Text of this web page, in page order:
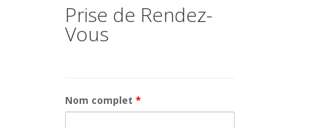
Prise de Rendez-
Vous
Nom complet *